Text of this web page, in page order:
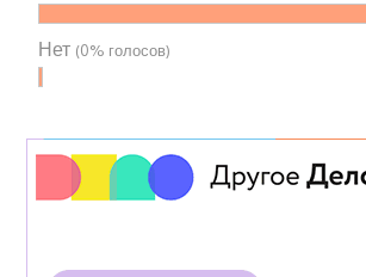
Нет (0% голосов)